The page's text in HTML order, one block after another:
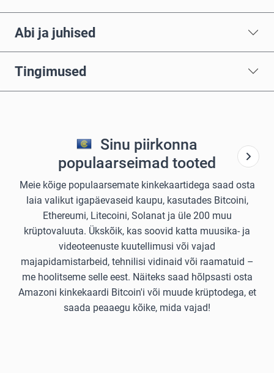
Abi ja juhised
Tingimused
Sinu piirkonna
populaarseimad tooted
Meie kõige populaarsemate kinkekaartidega saad osta
laia valikut igapäevaseid kaupu, kasutades Bitcoini,
Ethereumi, Litecoini, Solanat ja üle 200 muu
krüptovaluuta. Ükskõik, kas soovid katta muusika- ja
videoteenuste kuutellimusi või vajad
majapidamistarbeid, tehnilisi vidinaid või raamatuid –
me hoolitseme selle eest. Näiteks saad hõlpsasti osta
Amazoni kinkekaardi Bitcoin'i või muude krüptodega, et
saada peaaegu kõike, mida vajad!